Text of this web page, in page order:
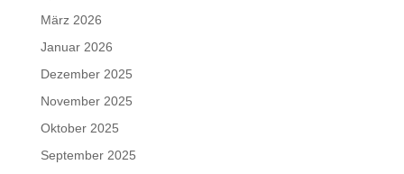
März 2026
Januar 2026
Dezember 2025
November 2025
Oktober 2025
September 2025